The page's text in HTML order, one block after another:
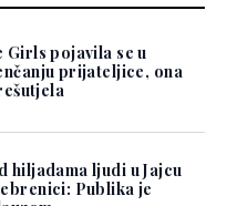
Girls pojavila se u
prijateljice, ona
hiljadama ljudi u Jajcu
Publika je